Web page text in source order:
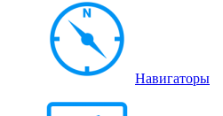
Навигаторы